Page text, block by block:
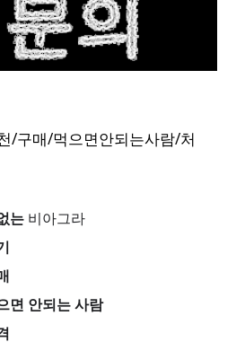
/구매/먹으면안되는사람/처
는 비아그라
면 안되는 사람